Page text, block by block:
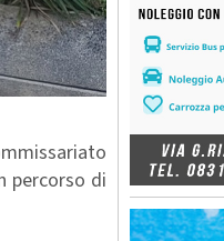
percorso di